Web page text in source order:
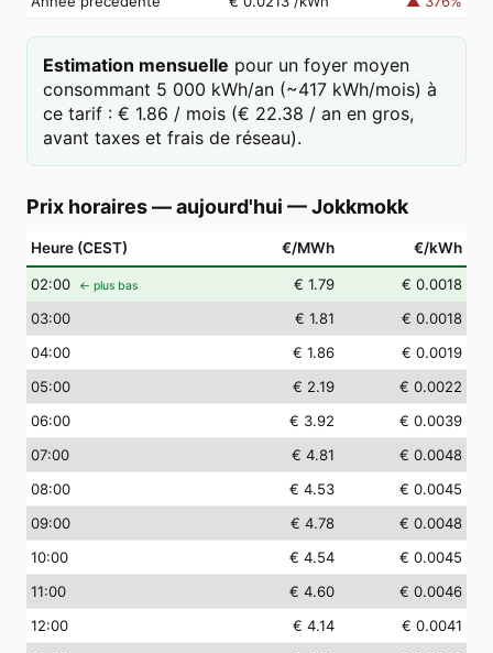
Estimation mensuelle pour un foyer moyen
consommant 5 000 kWh/an (~417 kWh/mois) à
ce tarif : € 1.86 / mois (€ 22.38 / an en gros,
avant taxes et frais de réseau).
Prix horaires — aujourd'hui —Jokkmokk
Heure (CEST) €/MWh €/kWh
02:00 ← plus bas € 1.79
€ 0.0018
03:00 € 1.81
€ 0.0018
04:00 € 1.86
€ 0.0019
05:00 € 2.19
€ 0.0022
06:00 € 3.92
€ 0.0039
07:00 € 4.81
€ 0.0048
08:00 € 4.53
€ 0.0045
09:00 € 4.78
€ 0.0048
10:00 € 4.54
€ 0.0045
11:00 € 4.60
€ 0.0046
12:00 € 4.14
€ 0.0041